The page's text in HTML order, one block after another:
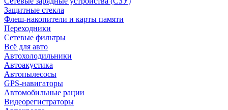
Защитные стекла
Флеш-накопители и карты памяти
Переходники
Сетевые фильтры
Всё для авто
Автохолодильники
Автоакустика
Автопылесосы
GPS-навигаторы
Автомобильные рации
Видеорегистраторы